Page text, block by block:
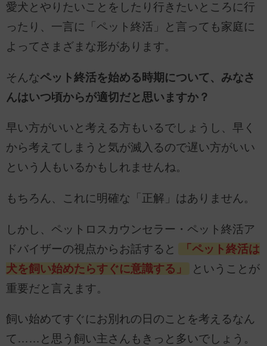
愛犬とやりたいことをしたり行きたいところに行
ったり、一言に「ペット終活」と言っても家庭に
よってさまざまな形があります。
そんなペット終活を始める時期について、みなさ
んはいつ頃からが適切だと思いますか？
早い方がいいと考える方もいるでしょうし、早く
から考えてしまうと気が滅入るので遅い方がいい
という人もいるかもしれませんね。
もちろん、これに明確な「正解」はありません。
しかし、ペットロスカウンセラー・ペット終活ア
ドバイザーの視点からお話すると
「ペット終活は
犬を飼い始めたらすぐに意識する」
ということが
重要だと言えます。
飼い始めてすぐにお別れの日のことを考えるなん
て……と思う飼い主さんもきっと多いでしょう。